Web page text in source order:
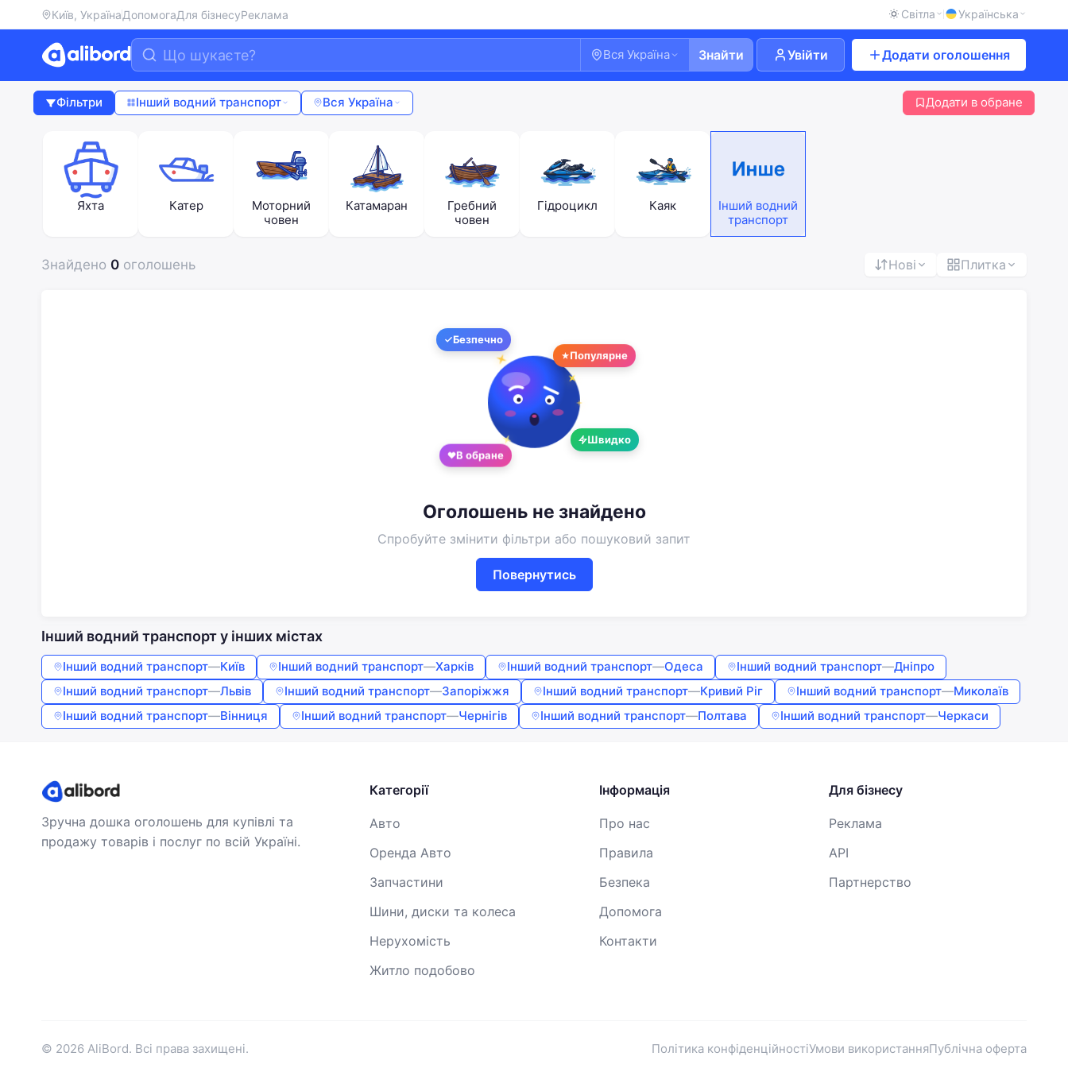
Київ, УкраїнаДопомогаДля бізнесуРеклама Світла Українська
Вся Україна Знайти Увійти Додати оголошення
Фільтри Інший водний транспорт Вся Україна Додати в обране
Яхта Катер
Моторний
човен
Катамаран
Гребний
човен
Гідроцикл Каяк
Інший водний
транспорт
Знайдено 0 оголошень Нові Плитка
Безпечно
Популярне
Швидко
В обране
Оголошень не знайдено
Спробуйте змінити фільтри або пошуковий запит
Повернутись
Інший водний транспорт у інших містах
Інший водний транспорт—Київ Інший водний транспорт—Харків Інший водний транспорт—Одеса Інший водний транспорт—Дніпро
Інший водний транспорт—Львів Інший водний транспорт—Запоріжжя Інший водний транспорт—Кривий Ріг Інший водний транспорт—Миколаїв
Інший водний транспорт—Вінниця Інший водний транспорт—Чернігів Інший водний транспорт—Полтава Інший водний транспорт—Черкаси
Зручна дошка оголошень для купівлі та
продажу товарів і послуг по всій Україні.
Категорії
Авто
Оренда Авто
Запчастини
Шини, диски та колеса
Нерухомість
Житло подобово
Інформація
Про нас
Правила
Безпека
Допомога
Контакти
Для бізнесу
Реклама
API
Партнерство
© 2026 AliBord. Всі права захищені. Політика конфіденційностіУмови використанняПублічна оферта
Ласкаво просимо!
Увійдіть або створіть акаунт
Google
або
Вхід Реєстрація
Пароль
Запам'ятати мене
Увійти
Продовжуючи, ви погоджуєтесь зУмовами використання,